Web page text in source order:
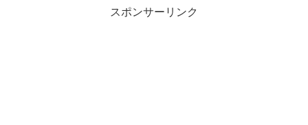
スポンサーリンク